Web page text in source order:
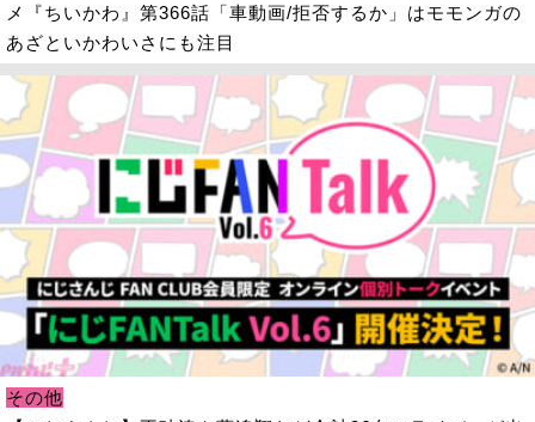
メ『ちいかわ』第366話「車動画/拒否するか」はモモンガの
あざといかわいさにも注目
その他